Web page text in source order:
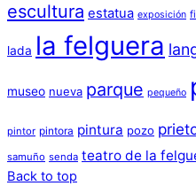
escultura estatua exposición
lada la felguera
museo nueva parque pequeño
pintor pintora pintura pozo
samuño senda teatro de la
Back to top